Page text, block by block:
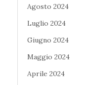
Agosto 2024
Luglio 2024
Giugno 2024
Maggio 2024
Aprile 2024